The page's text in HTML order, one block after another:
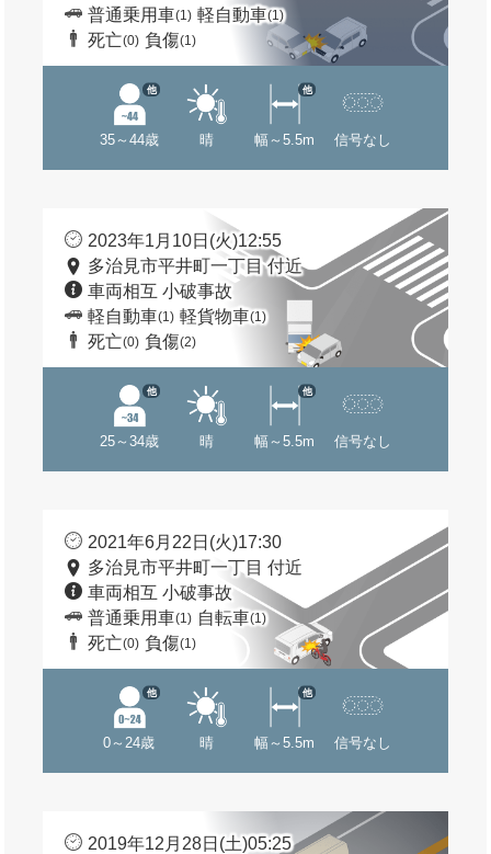
普通乗用車(1) 軽自動車(1)
死亡(0) 負傷(1)
35～44歳
他
晴 幅～5.5m
他
信号なし
2023年1月10日(火)12:55
多治見市平井町一丁目 付近
車両相互 小破事故
軽自動車(1) 軽貨物車(1)
死亡(0) 負傷(2)
25～34歳
他
晴 幅～5.5m
他
信号なし
2021年6月22日(火)17:30
多治見市平井町一丁目 付近
車両相互 小破事故
普通乗用車(1) 自転車(1)
死亡(0) 負傷(1)
0～24歳
他
晴 幅～5.5m
他
信号なし
2019年12月28日(土)05:25